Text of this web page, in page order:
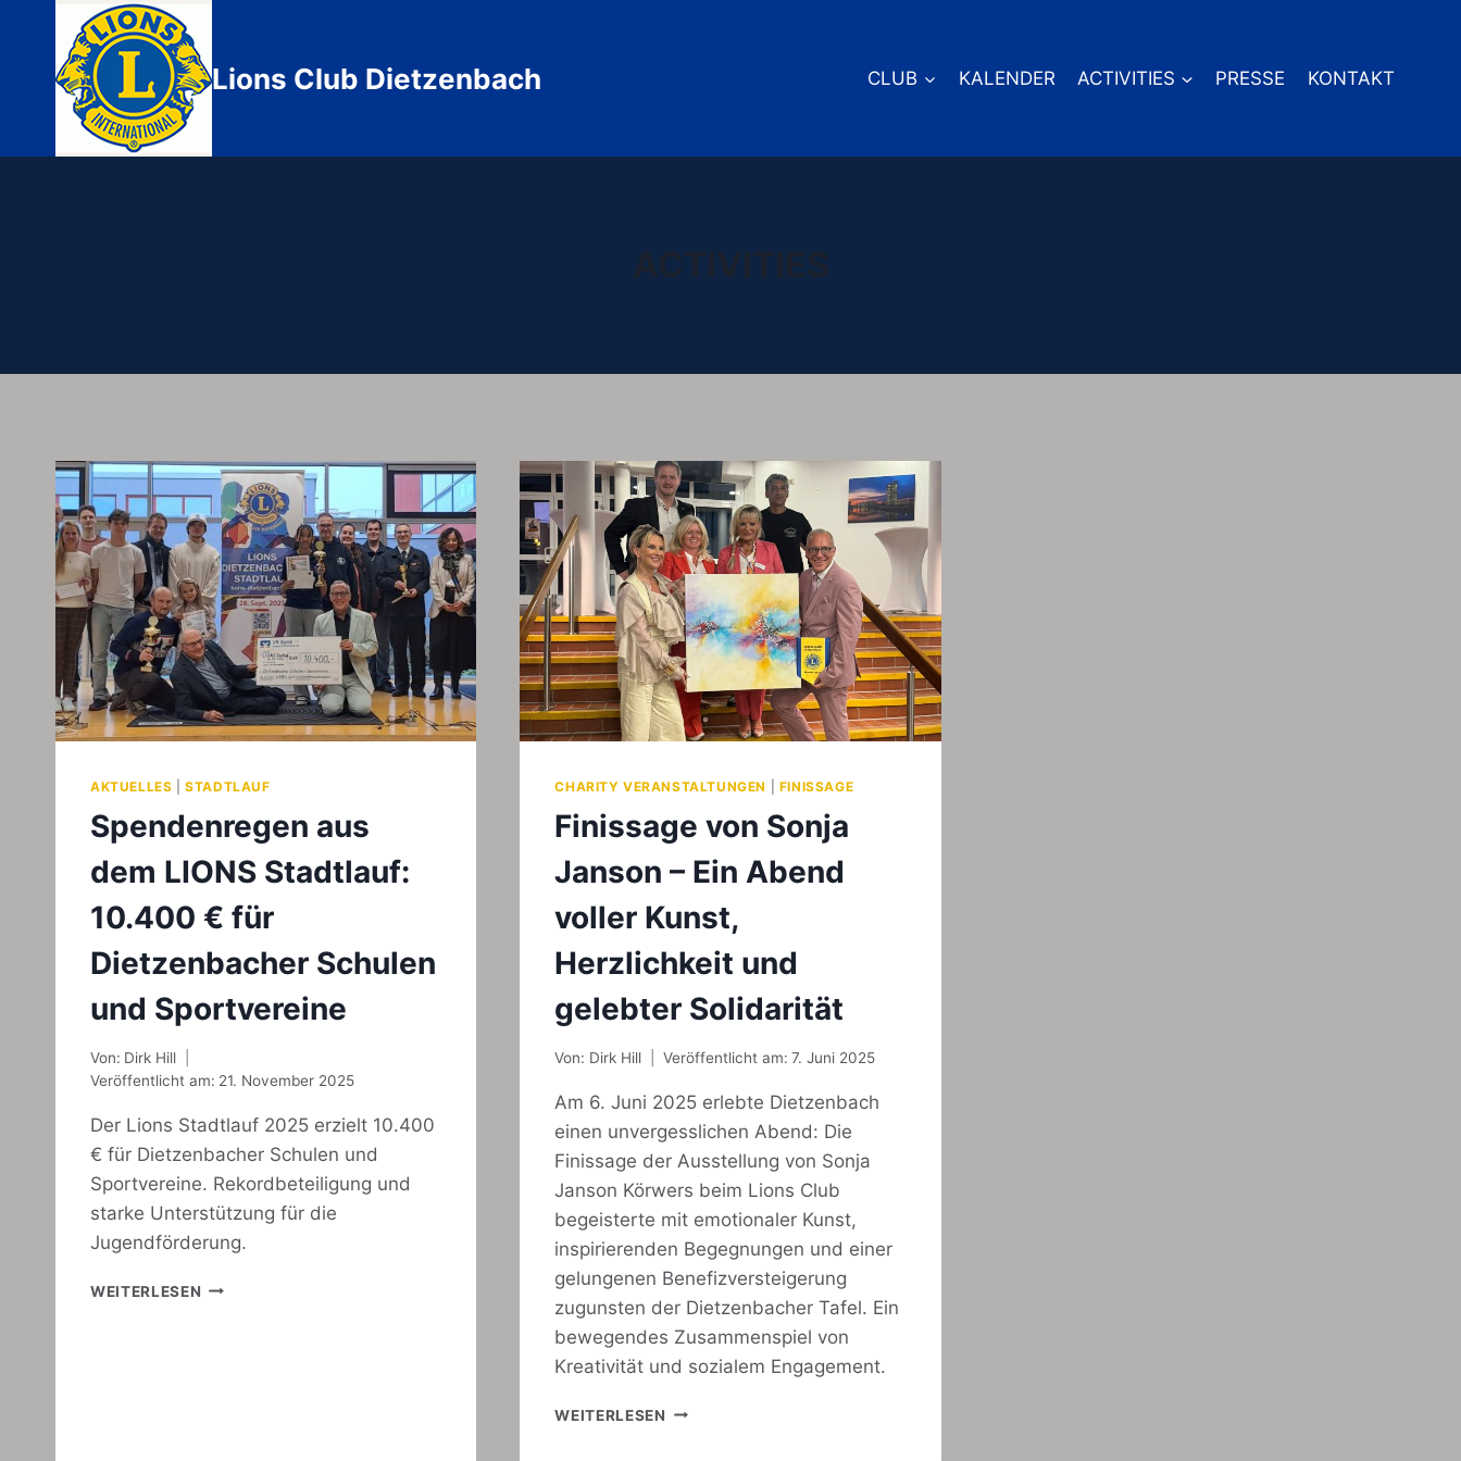
springen
Lions Club Dietzenbach CLUB KALENDER ACTIVITIES PRESSE KONTAKT
AKTUELLES |STADTLAUF
Spendenregen aus
dem LIONS Stadtlauf:
10.400 € für
Dietzenbacher Schulen
und Sportvereine
Von: Dirk Hill
Veröffentlicht am: 21. November 2025
Der Lions Stadtlauf 2025 erzielt 10.400
€ für Dietzenbacher Schulen und
Sportvereine. Rekordbeteiligung und
starke Unterstützung für die
Jugendförderung.
WEITERLESEN SPENDENREGEN
CHARITY VERANSTALTUNGEN FINISSAGE
Finissage von Sonja
Janson – Ein Abend
voller Kunst,
Herzlichkeit und
gelebter Solidarität
Von: Dirk Hill Veröffentlicht am: 7. Juni 2025
Am 6. Juni 2025 erlebte Dietzenbach
einen unvergesslichen Abend: Die
Finissage der Ausstellung von Sonja
Janson Körwers beim Lions Club
begeisterte mit emotionaler Kunst,
inspirierenden Begegnungen und einer
gelungenen Benefizversteigerung
zugunsten der Dietzenbacher Tafel. Ein
bewegendes Zusammenspiel von
Kreativität und sozialem Engagement.
WEITERLESEN FINISSAGE